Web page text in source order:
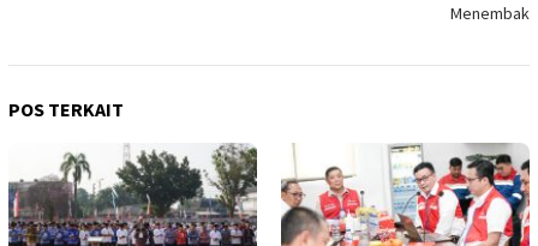
Menembak
POS TERKAIT